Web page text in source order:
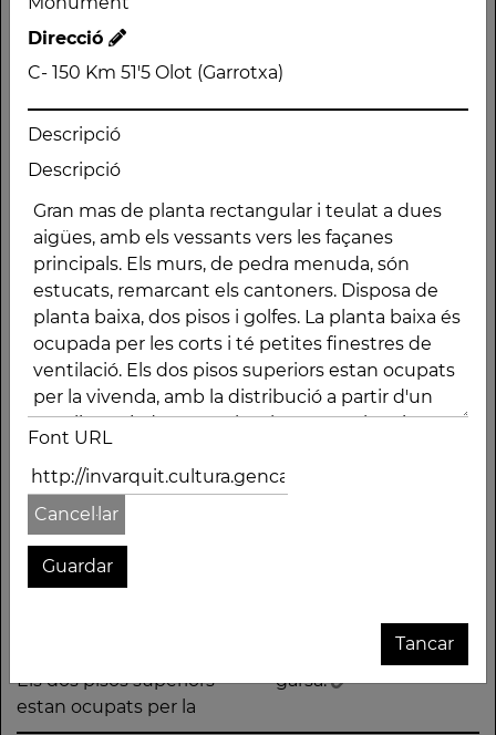
Direcció
C- 150 Km 51'5 Olot (Garrotxa)
Descripció
Descripció
Font URL
Cancel·lar
Tancar
Monument
Direcció
C- 150 Km 51'5 Olot
(Garrotxa)
Descripció
Gran mas de planta
rectangular i teulat a
dues aigües, amb els
vessants vers les
façanes principals. Els
murs, de pedra
menuda, són estucats,
remarcant els
cantoners. Disposa de
planta baixa, dos pisos
i golfes. La planta baixa
Els dos pisos superiors
estan ocupats per la
vivenda, amb la
distribució a partir
d'un ampli menjador
central. Cal remarcar
les cinc arcades
rebaixades del pis,
decorades amb
balustrades. El mas
disposa d'una era i una
àmplia pallissa, amb
teulat a dues aigües
garsa.